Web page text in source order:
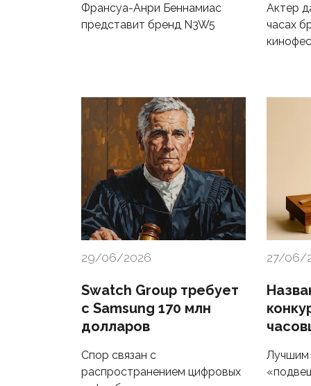
Франсуа-Анри Беннамиас
представит бренд N3W5
Актер
часах
29/06/2026
Swatch Group требует
с Samsung 170 млн
долларов
Спор связан с
распространением цифровых
27/06/
Лучшим